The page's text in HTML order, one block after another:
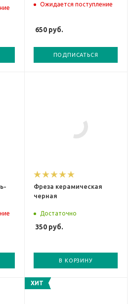
Ожидается поступление
650 руб.
ПОДПИСАТЬСЯ
Фреза керамическая
черная
Достаточно
350 руб.
В КОРЗИНУ
ХИТ